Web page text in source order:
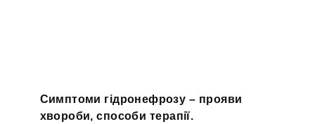
Симптоми гідронефрозу – прояви
хвороби, способи терапії.